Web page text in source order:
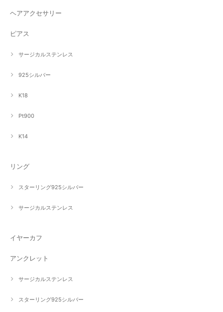
ヘアアクセサリー
ピアス
サージカルステンレス
925シルバー
K18
Pt900
K14
リング
スターリング925シルバー
サージカルステンレス
イヤーカフ
アンクレット
サージカルステンレス
スターリング925シルバー